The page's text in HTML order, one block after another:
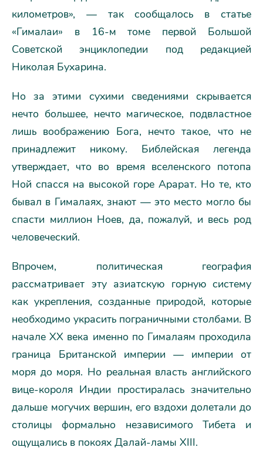
километров», — так сообщалось в статье
«Гималаи» в 16-м томе первой Большой
Советской энциклопедии под редакцией
Николая Бухарина.
Но за этими сухими сведениями скрывается
нечто большее, нечто магическое, подвластное
лишь воображению Бога, нечто такое, что не
принадлежит никому. Библейская легенда
утверждает, что во время вселенского потопа
Ной спасся на высокой горе Арарат. Но те, кто
бывал в Гималаях, знают — это место могло бы
спасти миллион Ноев, да, пожалуй, и весь род
человеческий.
Впрочем, политическая география
рассматривает эту азиатскую горную систему
как укрепления, созданные природой, которые
необходимо украсить пограничными столбами. В
начале XX века именно по Гималаям проходила
граница Британской империи — империи от
моря до моря. Но реальная власть английского
вице-короля Индии простиралась значительно
дальше могучих вершин, его вздохи долетали до
столицы формально независимого Тибета и
ощущались в покоях Далай-ламы XIII.